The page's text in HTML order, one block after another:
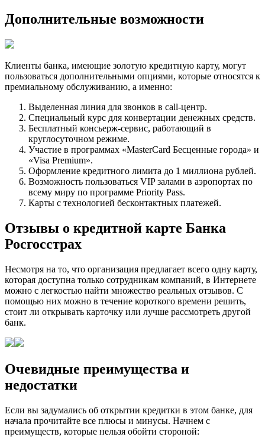
Дополнительные возможности
Клиенты банка, имеющие золотую кредитную карту, могут
пользоваться дополнительными опциями, которые относятся к
премиальному обслуживанию, а именно:
Выделенная линия для звонков в call-центр.
Специальный курс для конвертации денежных средств.
Бесплатный консьерж-сервис, работающий в
круглосуточном режиме.
Участие в программах «MasterCard Бесценные города» и
«Visa Premium».
Оформление кредитного лимита до 1 миллиона рублей.
Возможность пользоваться VIP залами в аэропортах по
всему миру по программе Priority Pass.
Карты с технологией бесконтактных платежей.
Отзывы о кредитной карте Банка
Росгосстрах
Несмотря на то, что организация предлагает всего одну карту,
которая доступна только сотрудникам компаний, в Интернете
можно с легкостью найти множество реальных отзывов. С
помощью них можно в течение короткого времени решить,
стоит ли открывать карточку или лучше рассмотреть другой
банк.
Очевидные преимущества и
недостатки
Если вы задумались об открытии кредитки в этом банке, для
начала прочитайте все плюсы и минусы. Начнем с
преимуществ, которые нельзя обойти стороной: